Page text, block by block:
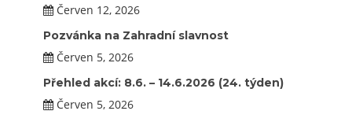
Červen 12, 2026
Pozvánka na Zahradní slavnost
Červen 5, 2026
Přehled akcí: 8.6. – 14.6.2026 (24. týden)
Červen 5, 2026